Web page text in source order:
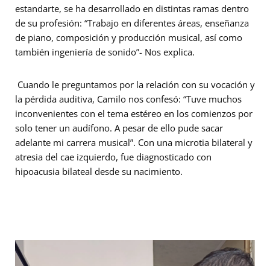
estandarte, se ha desarrollado en distintas ramas dentro
de su profesión: “Trabajo en diferentes áreas, enseñanza
de piano, composición y producción musical, así como
también ingeniería de sonido”- Nos explica.
Cuando le preguntamos por la relación con su vocación y
la pérdida auditiva, Camilo nos confesó: “Tuve muchos
inconvenientes con el tema estéreo en los comienzos por
solo tener un audífono. A pesar de ello pude sacar
adelante mi carrera musical”. Con una microtia bilateral y
atresia del cae izquierdo, fue diagnosticado con
hipoacusia bilateal desde su nacimiento.